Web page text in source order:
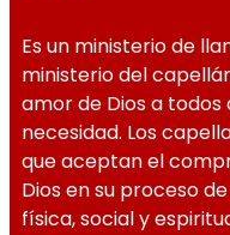
Es un ministerio de
ministerio del
amor de Dios a
necesidad. Los
que aceptan el
Dios en su proceso
física, social y